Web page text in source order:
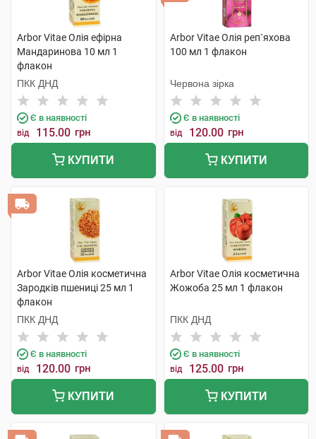
Arbor Vitae Олія ефірна
Мандаринова 10 мл 1
флакон
ПКК ДНД
Є в наявності
від 115.00 грн
КУПИТИ
Arbor Vitae Олія реп`яхова
100 мл 1 флакон
Червона зірка
Є в наявності
від 120.00 грн
КУПИТИ
Arbor Vitae Олія косметична
Зародків пшениці 25 мл 1
флакон
ПКК ДНД
Є в наявності
від 120.00 грн
КУПИТИ
Arbor Vitae Олія косметична
Жожоба 25 мл 1 флакон
ПКК ДНД
Є в наявності
від 125.00 грн
КУПИТИ